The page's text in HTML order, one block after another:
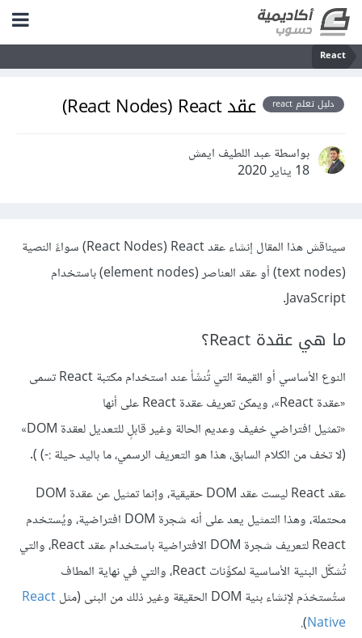
React
دليل تعلم react عقد React Nodes) React)
بواسطة عبد اللطيف ايمش
18 يناير 2020
سيناقش هذا المقال إنشاء عقد React ‏(React Nodes) سواءً النصية
(text nodes) أو عقد العناصر (element nodes) باستخدام
JavaScript.
ما هي عقدة React؟
النوع الأساسي أو القيمة التي تُنشَأ عند استخدام مكتبة React تسمى
«عقدة React»، ويمكن تعريف عقدة React على أنها
«تمثيل افتراضي خفيف وعديم الحالة وغير قابلٍ للتعديل لعقدة DOM»
(لا تخف من الكلام السابق، هذا هو التعريف الرسمي، ما باليد حيلة :-) ).
عقد React ليست عقد DOM حقيقية، وإنما تمثيل عن عقدة DOM
محتملة، وهذا التمثيل يعد على أنه شجرة DOM افتراضية، ويُستخدم
React لتعريف شجرة DOM الافتراضية باستخدام عقد React، والتي
تُشكِّل البنية الأساسية لمكوِّنات React، والتي في نهاية المطاف
ستُستخدَم لإنشاء بنية DOM الحقيقة وغير ذلك من البنى (مثل
React
Native
).